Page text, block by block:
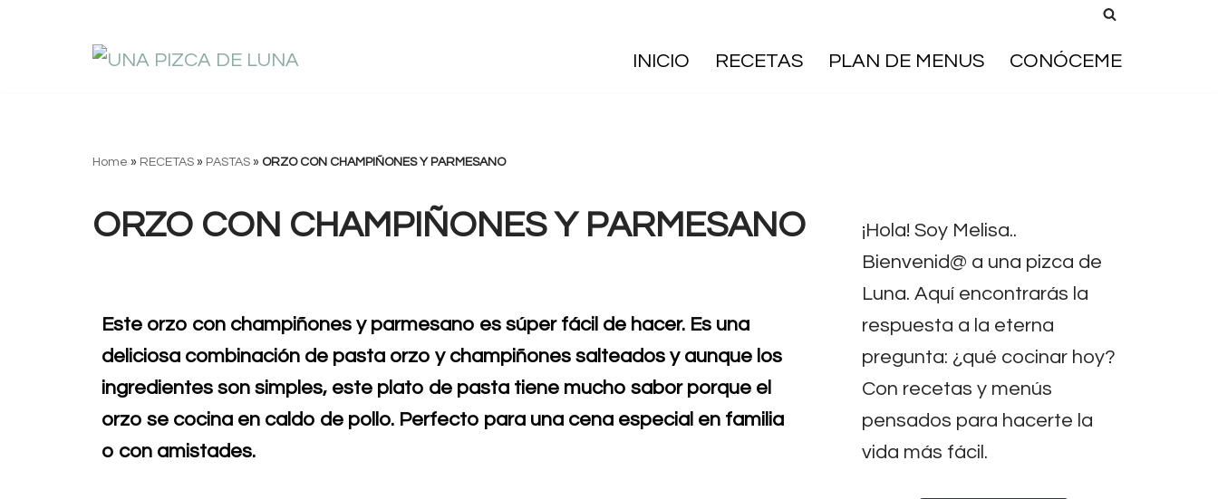
INICIO RECETAS PLAN DE MENUS CONÓCEME
Home » RECETAS » PASTAS » ORZO CON CHAMPIÑONES Y PARMESANO
ORZO CON CHAMPIÑONES Y PARMESANO
Este orzo con champiñones y parmesano es súper fácil de hacer. Es una
deliciosa combinación de pasta orzo y champiñones salteados y aunque los
ingredientes son simples, este plato de pasta tiene mucho sabor porque el
orzo se cocina en caldo de pollo. Perfecto para una cena especial en familia
o con amistades.
¡Hola! Soy Melisa..
Bienvenid@ a una pizca de
Luna. Aquí encontrarás la
respuesta a la eterna
pregunta: ¿qué cocinar hoy?
Con recetas y menús
pensados para hacerte la
vida más fácil.